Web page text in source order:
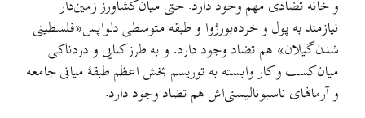
و خانه تضادی مهم وجود دارد. حتی میان کشاورز زمین‌دار
نیازمند به پول و خرده‌بورژوا و طبقه متوسطی دلواپس«فلسطینی
شدن گیلان» هم تضاد وجود دارد. و به طرز کنایی و دردناکی
میان کسب و کار وابسته به توریسم بخش اعظم طبقهٔ میانی جامعه
و آرمانهای ناسیونالیستی‌اش هم تضاد وجود دارد.